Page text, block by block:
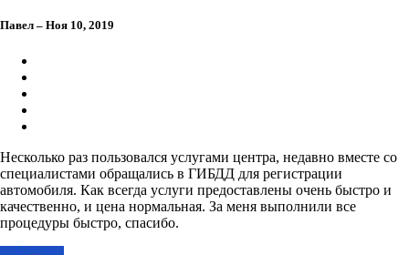
Павел – Ноя 10, 2019
Несколько раз пользовался услугами центра, недавно вместе со
специалистами обращались в ГИБДД для регистрации
автомобиля. Как всегда услуги предоставлены очень быстро и
качественно, и цена нормальная. За меня выполнили все
процедуры быстро, спасибо.